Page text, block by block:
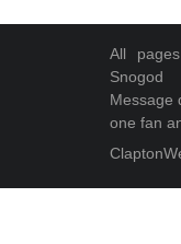
All
Snogod
Message
one fan